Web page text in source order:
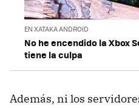
EN XATAKA ANDROID
No he encendido la Xbox
tiene la culpa
Además, ni los